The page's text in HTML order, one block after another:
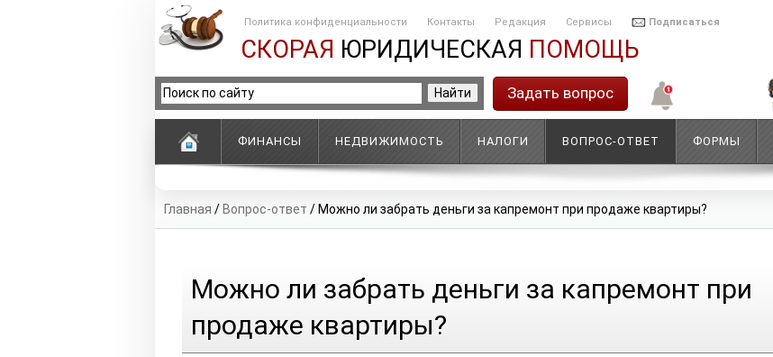
Политика конфиденциальности Контакты Редакция Сервисы Подписаться
СКОРАЯ ЮРИДИЧЕСКАЯ ПОМОЩЬ
Задать вопрос
ФИНАНСЫ НЕДВИЖИМОСТЬ НАЛОГИ ВОПРОС-ОТВЕТ ФОРМЫ
Главная / Вопрос-ответ / Можно ли забрать деньги за капремонт при продаже квартиры?
Можно ли забрать деньги за капремонт при
продаже квартиры?